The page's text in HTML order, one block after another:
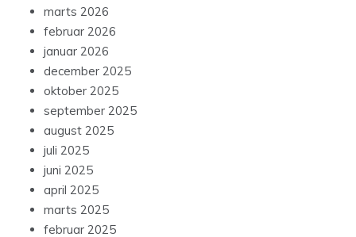
marts 2026
februar 2026
januar 2026
december 2025
oktober 2025
september 2025
august 2025
juli 2025
juni 2025
april 2025
marts 2025
februar 2025